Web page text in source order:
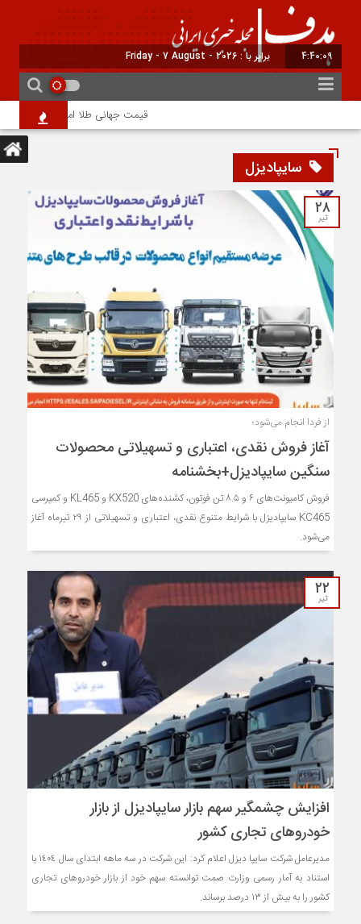
4:40:10 برابر با : Friday - 7 August - 2026
قیمت جهانی طلا امروز ۱۵ مرداد؛ هر اونس به ۴۲۶۵ دلار و ۲۲ سنت رسید
سایپادیزل
۲۸
تیر
از فردا انجام می‌شود؛
آغاز فروش نقدی، اعتباری و تسهیلاتی محصولات
سنگین سایپادیزل+بخشنامه
فروش کامیونت‌های ۶ و ۸.۵ تن فوتون، کشنده‌های KX520 و KL465 و کمپرسی
KC465 سایپادیزل با شرایط متنوع نقدی، اعتباری و تسهیلاتی از ۲۹ تیرماه آغاز
می‌شود.
۲۲
تیر
افزایش چشمگیر سهم بازار سایپادیزل از بازار
خودروهای تجاری کشور
مدیرعامل شركت سایپا دیزل اعلام كرد: این شركت در سه ماهه ابتدای سال ١٤٠٤ با
استناد به آمار رسمی وزارت صمت توانسته سهم خود از بازار خودروهای تجاری
كشور را به بیش از ۱۳ درصد برساند.